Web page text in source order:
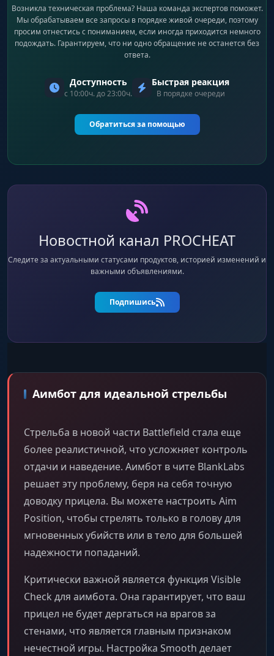
Возникла техническая проблема? Наша команда экспертов поможет.
Мы обрабатываем все запросы в порядке живой очереди, поэтому
просим отнестись с пониманием, если иногда приходится немного
подождать. Гарантируем, что ни одно обращение не останется без
ответа.
Доступность
с 10:00ч. до 23:00ч.
Быстрая реакция
В порядке очереди
Обратиться за помощью
Новостной канал PROCHEAT
Следите за актуальными статусами продуктов, историей изменений и
важными объявлениями.
Подпишись
Аимбот для идеальной стрельбы
Стрельба в новой части Battlefield стала еще
более реалистичной, что усложняет контроль
отдачи и наведение. Аимбот в чите BlankLabs
решает эту проблему, беря на себя точную
доводку прицела. Вы можете настроить Aim
Position, чтобы стрелять только в голову для
мгновенных убийств или в тело для большей
надежности попаданий.
Критически важной является функция Visible
Check для аимбота. Она гарантирует, что ваш
прицел не будет дергаться на врагов за
стенами, что является главным признаком
нечестной игры. Настройка Smooth делает